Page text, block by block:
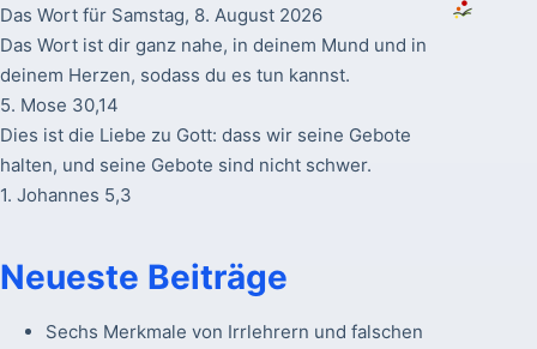
Das Wort für Samstag, 8. August 2026
Das Wort ist dir ganz nahe, in deinem Mund und in
deinem Herzen, sodass du es tun kannst.
5. Mose 30,14
Dies ist die Liebe zu Gott: dass wir seine Gebote
halten, und seine Gebote sind nicht schwer.
1. Johannes 5,3
Neueste Beiträge
Sechs Merkmale von Irrlehrern und falschen